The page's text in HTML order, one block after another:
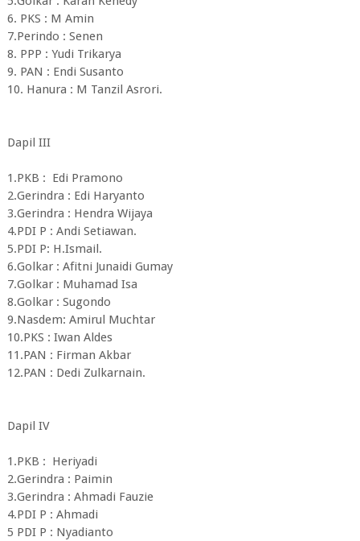
6. PKS : M Amin
7.Perindo : Senen
8. PPP : Yudi Trikarya
9. PAN : Endi Susanto
10. Hanura : M Tanzil Asrori.
Dapil III
1.PKB : Edi Pramono
2.Gerindra : Edi Haryanto
3.Gerindra : Hendra Wijaya
4.PDI P : Andi Setiawan.
5.PDI P: H.Ismail.
6.Golkar : Afitni Junaidi Gumay
7.Golkar : Muhamad Isa
8.Golkar : Sugondo
9.Nasdem: Amirul Muchtar
10.PKS : Iwan Aldes
11.PAN : Firman Akbar
12.PAN : Dedi Zulkarnain.
Dapil IV
1.PKB : Heriyadi
2.Gerindra : Paimin
3.Gerindra : Ahmadi Fauzie
4.PDI P : Ahmadi
5 PDI P : Nyadianto